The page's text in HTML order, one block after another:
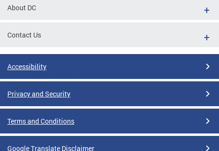
About DC
Contact Us
Accessibility
Privacy and Security
Terms and Conditions
Google Translate Disclaimer